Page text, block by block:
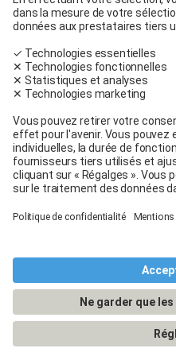
Carglass® près de chez moi
Facebook
Youtube
Linkedin
Conditions générales
Mentions légales
Conditions d’utilisation
Conditions générales de
Conditions de garantie
Protection des données
CARGLASS® et son logotype sont des